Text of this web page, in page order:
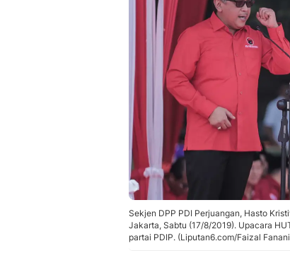
Sekjen DPP PDI Perjuangan, Hasto
Jakarta, Sabtu (17/8/2019). Upacara
partai PDIP. (Liputan6.com/Faizal